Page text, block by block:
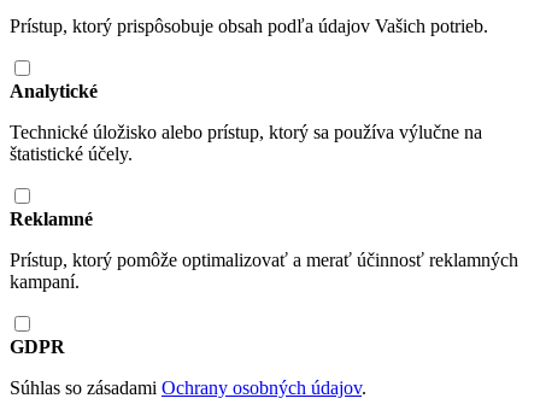
Prístup, ktorý prispôsobuje obsah podľa údajov Vašich potrieb.
Analytické
Technické úložisko alebo prístup, ktorý sa používa výlučne na
štatistické účely.
Reklamné
Prístup, ktorý pomôže optimalizovať a merať účinnosť reklamných
kampaní.
GDPR
Súhlas so zásadami Ochrany osobných údajov.